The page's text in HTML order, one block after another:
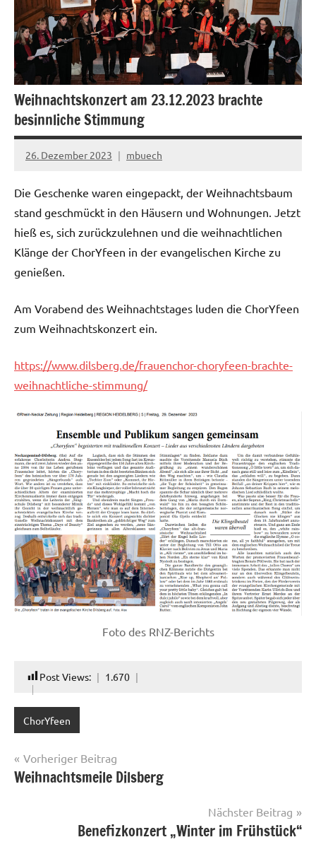
Weihnachtskonzert am 23.12.2023 brachte
besinnliche Stimmung
26. Dezember 2023 mbuech
Die Geschenke waren eingepackt, der Weihnachtsbaum
stand geschmückt in den Häusern und Wohnungen. Jetzt
hieß es, sich zurückzulehnen und die weihnachtlichen
Klänge der ChorYfeen in der evangelischen Kirche zu
genießen.
Am Vorabend des Weihnachtstages luden die ChorYfeen
zum Weihnachtskonzert ein.
https://www.dilsberg.de/frauenchor-choryfeen-brachte-
weihnachtliche-stimmung/
Foto des RNZ-Berichts
Post Views: 1.670
ChorYfeen
Beitragsnavigation
Vorheriger Beitrag
Weihnachtsmeile Dilsberg
Nächster Beitrag
Benefizkonzert „Winter im Frühstück“